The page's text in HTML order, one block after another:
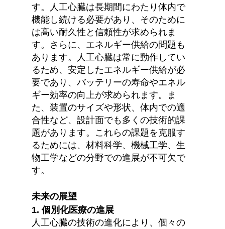
す。人工心臓は長期間にわたり体内で
機能し続ける必要があり、そのために
は高い耐久性と信頼性が求められま
す。さらに、エネルギー供給の問題も
あります。人工心臓は常に動作してい
るため、安定したエネルギー供給が必
要であり、バッテリーの寿命やエネル
ギー効率の向上が求められます。ま
た、装置のサイズや形状、体内での適
合性など、設計面でも多くの技術的課
題があります。これらの課題を克服す
るためには、材料科学、機械工学、生
物工学などの分野での進展が不可欠で
す。
未来の展望
1. 個別化医療の進展
人工心臓の技術の進化により、個々の